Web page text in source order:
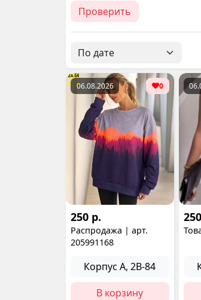
Проверить
06.08.2026 0
250 р.
Распродажа | арт.
205991168
Корпус А, 2В-84
В корзину